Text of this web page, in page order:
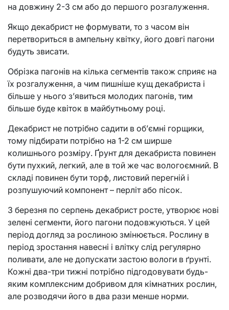
на довжину 2-3 см або до першого розгалуження.
Якщо декабрист не формувати, то з часом він
перетвориться в ампельну квітку, його довгі пагони
будуть звисати.
Обрізка пагонів на кілька сегментів також сприяє на
їх розгалуження, а чим пишніше кущ декабриста і
більше у нього з’явиться молодих пагонів, тим
більше буде квіток в майбутньому році.
Декабрист не потрібно садити в об’ємні горщики,
тому підбирати потрібно на 1-2 см ширше
колишнього розміру. Ґрунт для декабриста повинен
бути пухкий, легкий, але в той же час вологоємний. В
складі повинен бути торф, листовий перегній і
розпушуючий компонент – перліт або пісок.
З березня по серпень декабрист росте, утворює нові
зелені сегменти, його пагони подовжуються. У цей
період догляд за рослиною змінюється. Рослину в
період зростання навесні і влітку слід регулярно
поливати, але не допускати застою вологи в ґрунті.
Кожні два-три тижні потрібно підгодовувати будь-
яким комплексним добривом для кімнатних рослин,
але розводячи його в два рази менше норми.